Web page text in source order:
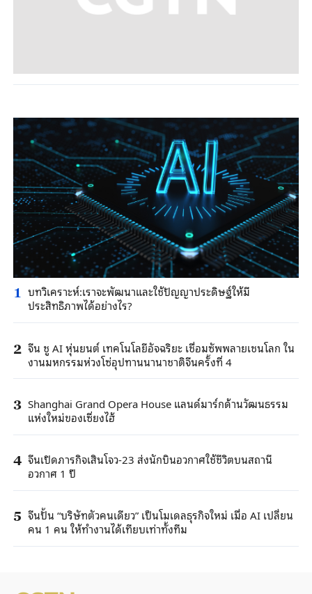
1 บทวิเคราะห์:เราจะพัฒนาและใช้ปัญญาประดิษฐ์ให้มี
ประสิทธิภาพได้อย่างไร?
2 จีน ชู AI หุ่นยนต์ เทคโนโลยีอัจฉริยะ เชื่อมซัพพลายเชนโลก ใน
งานมหกรรมห่วงโซ่อุปทานนานาชาติจีนครั้งที่ 4
3 Shanghai Grand Opera House แลนด์มาร์กด้านวัฒนธรรม
แห่งใหม่ของเซี่ยงไฮ้
4 จีนเปิดภารกิจเสินโจว-23 ส่งนักบินอวกาศใช้ชีวิตบนสถานี
อวกาศ 1 ปี
5 จีนปั้น “บริษัทตัวคนเดียว” เป็นโมเดลธุรกิจใหม่ เมื่อ AI เปลี่ยน
คน 1 คน ให้ทำงานได้เทียบเท่าทั้งทีม